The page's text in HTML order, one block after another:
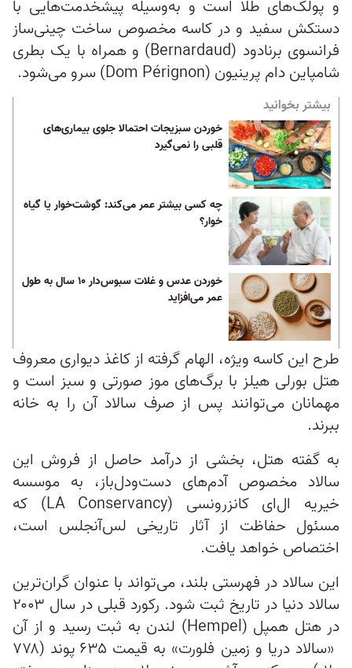
و پولک‌های طلا است و به‌وسیله پیشخدمت‌هایی با
دستکش سفید و در کاسه‌ مخصوص ساخت چینی‌ساز
فرانسوی برنادود (Bernardaud) و همراه با یک بطری
شامپاین دام پرینیون (Dom Pérignon) سرو می‌شود.
بیشتر بخوانید
خوردن سبزیجات احتمالا جلوی بیماری‌های
قلبی را نمی‌گیرد
چه کسی بیشتر عمر می‌کند: گوشت‌خوار یا گیاه
خوار؟
خوردن عدس و غلات سبوس‌دار ۱۰ سال به طول
عمر می‌افزاید
طرح این کاسه ویژه، الهام گرفته از کاغذ دیواری معروف
هتل بورلی هیلز با برگ‌های موز صورتی و سبز است و
مهمانان می‌توانند پس از صرف سالاد آن را به خانه
ببرند.
به گفته هتل، بخشی از درآمد حاصل از فروش این
سالاد مخصوص آدم‌های دست‌ودل‌باز، به موسسه
خیریه ال‌ای کانزرونسی (LA Conservancy) که
مسئول حفاظت از آثار تاریخی لس‌آنجلس است،
اختصاص خواهد یافت.
این سالاد در فهرستی بلند، می‌تواند با ‌عنوان گران‌ترین
سالاد دنیا در تاریخ ثبت شود. رکورد قبلی در سال ۲۰۰۳
در هتل همپل (Hempel) لندن به ثبت رسید و از آن
«سالاد دریا و زمین فلورت» به قیمت ۶۳۵ پوند (۷۷۸